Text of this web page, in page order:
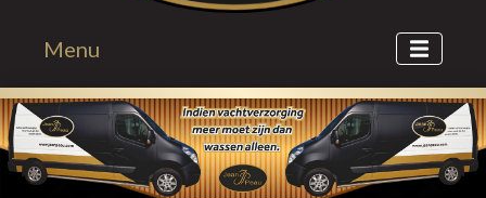
Menu